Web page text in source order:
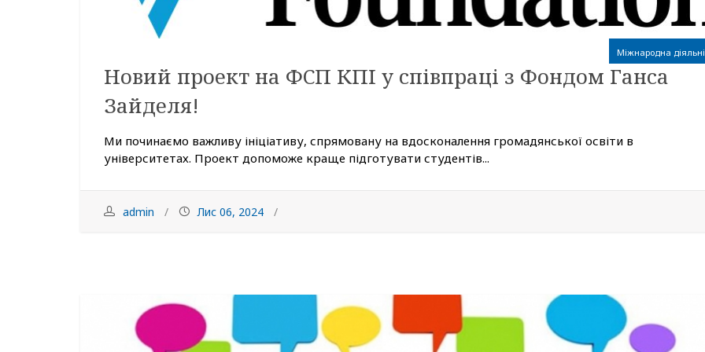
Міжнародна
Новий проект на ФСП КПІ у співпраці з Фондом Ганса
Зайделя!
Ми починаємо важливу ініціативу, спрямовану на вдосконалення громадянської освіти в
університетах. Проект допоможе краще підготувати студентів...
admin Лис 06, 2024